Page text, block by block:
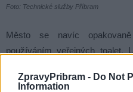
ZpravyPribram - Do Not
Information
Foto: Technické služby Příbram
Město se navíc
používáním veřejných toalet.
nepořádek, znečišťování
návštěvníků, které zvyšuje